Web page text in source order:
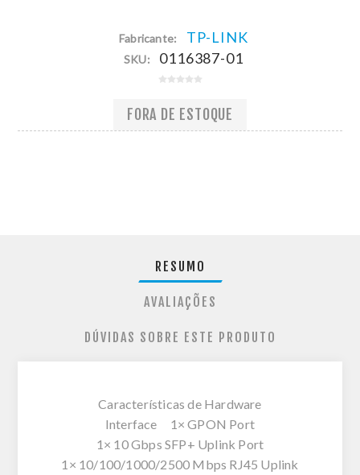
Fabricante: TP-LINK
SKU: 0116387-01
FORA DE ESTOQUE
RESUMO
AVALIAÇÕES
DÚVIDAS SOBRE ESTE PRODUTO
Características de Hardware
Interface 1× GPON Port
1× 10 Gbps SFP+ Uplink Port
1× 10/100/1000/2500 Mbps RJ45 Uplink